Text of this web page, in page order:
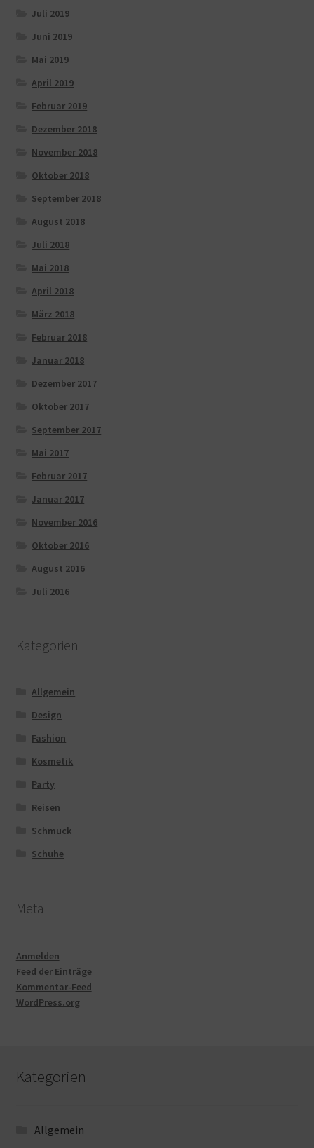
Juli 2019
Juni 2019
Mai 2019
April 2019
Februar 2019
Dezember 2018
November 2018
Oktober 2018
September 2018
August 2018
Juli 2018
Mai 2018
April 2018
März 2018
Februar 2018
Januar 2018
Dezember 2017
Oktober 2017
September 2017
Mai 2017
Februar 2017
Januar 2017
November 2016
Oktober 2016
August 2016
Juli 2016
Kategorien
Allgemein
Design
Fashion
Kosmetik
Party
Reisen
Schmuck
Schuhe
Meta
Anmelden
Feed der Einträge
Kommentar-Feed
WordPress.org
Kategorien
Allgemein